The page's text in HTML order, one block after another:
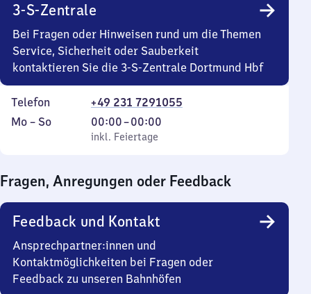
3-S-Zentrale
Bei Fragen oder Hinweisen rund um die Themen
Service, Sicherheit oder Sauberkeit
kontaktieren Sie die 3-S-Zentrale Dortmund Hbf
Telefon
+49 231 7291055
Montag
Mo – So,
inkl. Feiertage
00:00–00:00
Von
0
0
Uhr
inkl. Feiertage
Fragen, Anregungen oder Feedback
Feedback und Kontakt
Ansprechpartner:innen und
Kontaktmöglichkeiten bei Fragen oder
Feedback zu unseren Bahnhöfen